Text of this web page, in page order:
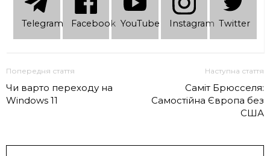
Telеgram Facebook YouTube Instagram Twitter
Попередня стаття
Чи варто переходу на
Windows 11
Наступна стаття
Саміт Брюсселя:
Самостійна Європа без
США